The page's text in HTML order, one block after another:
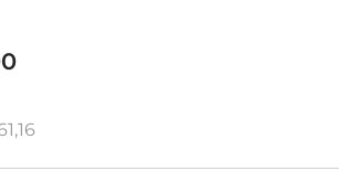
y antitranspirantes
de afeitar
depilación